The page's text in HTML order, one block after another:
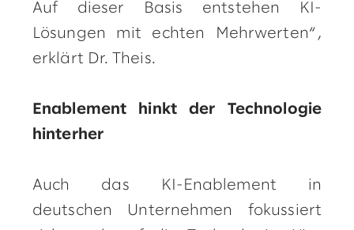
Auf dieser Basis entstehen KI-
Lösungen mit echten Mehrwerten“,
erklärt Dr. Theis.
Enablement hinkt der Technologie
hinterher
Auch das KI-Enablement in
deutschen Unternehmen fokussiert